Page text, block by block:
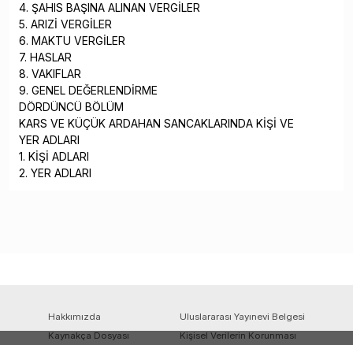
4. ŞAHIS BAŞINA ALINAN VERGİLER
5. ARIZİ VERGİLER
6. MAKTU VERGİLER
7. HASLAR
8. VAKIFLAR
9. GENEL DEĞERLENDİRME
DÖRDÜNCÜ BÖLÜM
KARS VE KÜÇÜK ARDAHAN SANCAKLARINDA KİŞİ VE
YER ADLARI
1. KİŞİ ADLARI
2. YER ADLARI
Hakkımızda
Uluslararası Yayınevi Belgesi
Kaynakça Dosyası
Kişisel Verilerin Korunması